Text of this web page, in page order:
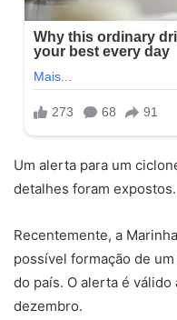
Um alerta para um
detalhes foram expostos.
Recentemente, a
possível formação de
do país. O alerta é
dezembro.